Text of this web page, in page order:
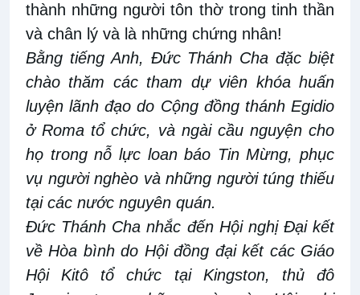
thành những người tôn thờ trong tinh thần
và chân lý và là những chứng nhân!
Bằng tiếng Anh, Đức Thánh Cha đặc biệt
chào thăm các tham dự viên khóa huấn
luyện lãnh đạo do Cộng đồng thánh Egidio
ở Roma tổ chức, và ngài cầu nguyện cho
họ trong nỗ lực loan báo Tin Mừng, phục
vụ người nghèo và những người túng thiếu
tại các nước nguyên quán.
Đức Thánh Cha nhắc đến Hội nghị Đại kết
về Hòa bình do Hội đồng đại kết các Giáo
Hội Kitô tổ chức tại Kingston, thủ đô